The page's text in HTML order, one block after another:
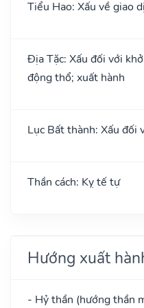
Tiểu Hao: Xấu về giao
Địa Tặc: Xấu đối với
động thổ; xuất hành
Lục Bất thành: Xấu đối
Thần cách: Kỵ tế tự
Hướng xuất
- Hỷ thần (hướng thần